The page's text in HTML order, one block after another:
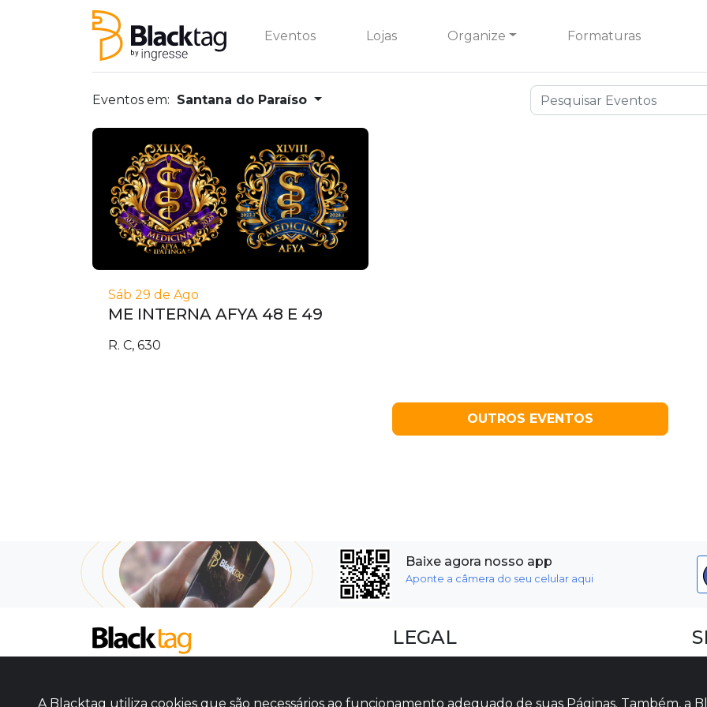
Eventos Lojas Organize Formaturas
Eventos em: Santana do Paraíso
Sáb 29 de Ago
ME INTERNA AFYA 48 E 49
R. C, 630
OUTROS EVENTOS
Baixe agora nosso app
Aponte a câmera do seu celular aqui
LEGAL
A Blacktag utiliza cookies que são necessários ao funcionamento adequado de suas Páginas. Também, a